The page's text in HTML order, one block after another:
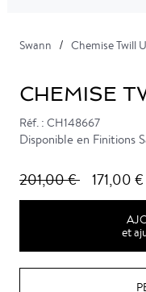
Swann Chemise Twill
CHEMISE
Réf. : CH148667
Disponible en Finitions
201,00 € 171,00 €
et